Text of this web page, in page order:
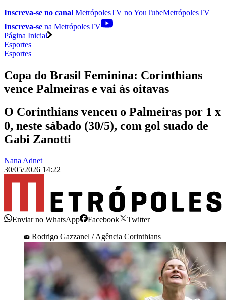
Inscreva-se no canal MetrópolesTV noYouTubeMetrópolesTV
Inscreva-se na MetrópolesTV
Página Inicial
Esportes
Esportes
Copa do Brasil Feminina: Corinthians
vence Palmeiras e vai às oitavas
O Corinthians venceu o Palmeiras por 1 x
0, neste sábado (30/5), com gol suado de
Gabi Zanotti
Nana Adnet
30/05/2026 14:22
Enviar no WhatsApp Facebook
Twitter
Rodrigo Gazzanel / Agência Corinthians